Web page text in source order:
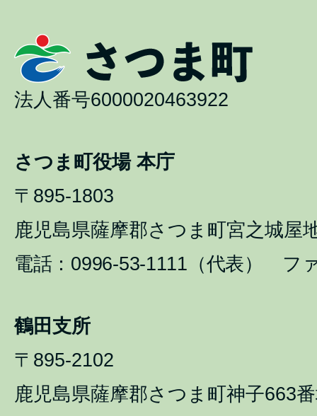
法人番号6000020463922
さつま町役場 本庁
〒895-1803
鹿児島県薩摩郡さつま町宮之城屋
電話：0996-53-1111（代表） フ
鶴田支所
〒895-2102
鹿児島県薩摩郡さつま町神子663